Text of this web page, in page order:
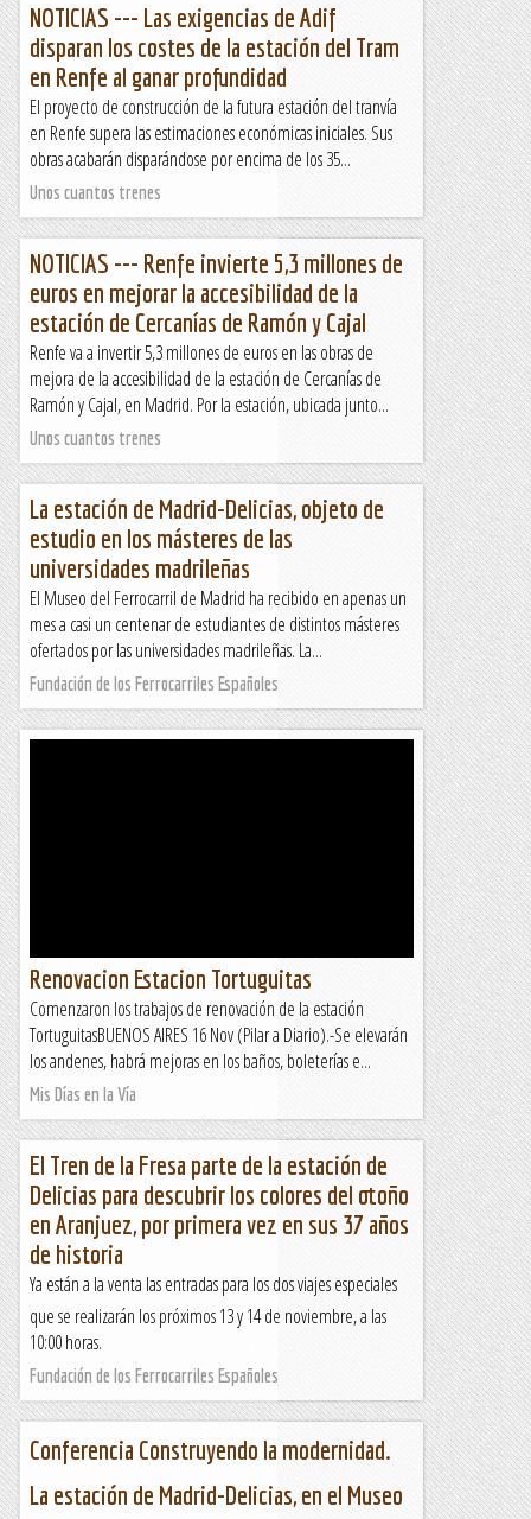
NOTICIAS --- Las exigencias de Adif
disparan los costes de la estación del Tram
en Renfe al ganar profundidad
El proyecto de construcción de la futura estación del tranvía
en Renfe supera las estimaciones económicas iniciales. Sus
obras acabarán disparándose por encima de los 35...
Unos cuantos trenes
NOTICIAS --- Renfe invierte 5,3 millones de
euros en mejorar la accesibilidad de la
estación de Cercanías de Ramón y Cajal
Renfe va a invertir 5,3 millones de euros en las obras de
mejora de la accesibilidad de la estación de Cercanías de
Ramón y Cajal, en Madrid. Por la estación, ubicada junto...
Unos cuantos trenes
La estación de Madrid-Delicias, objeto de
estudio en los másteres de las
universidades madrileñas
El Museo del Ferrocarril de Madrid ha recibido en apenas un
mes a casi un centenar de estudiantes de distintos másteres
ofertados por las universidades madrileñas. La...
Fundación de los Ferrocarriles Españoles
Renovacion Estacion Tortuguitas
Comenzaron los trabajos de renovación de la estación
TortuguitasBUENOS AIRES 16 Nov (Pilar a Diario).-Se elevarán
los andenes, habrá mejoras en los baños, boleterías e...
Mis Días en la Vía
El Tren de la Fresa parte de la estación de
Delicias para descubrir los colores del otoño
en Aranjuez, por primera vez en sus 37 años
de historia
Ya están a la venta las entradas para los dos viajes especiales
que se realizarán los próximos 13 y 14 de noviembre, a las
10:00 horas.
Fundación de los Ferrocarriles Españoles
Conferencia Construyendo la modernidad.
La estación de Madrid-Delicias, en el Museo